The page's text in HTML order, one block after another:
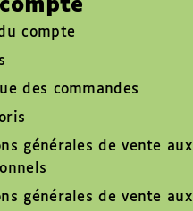
compte
des commandes
générales de vente aux
générales de vente aux